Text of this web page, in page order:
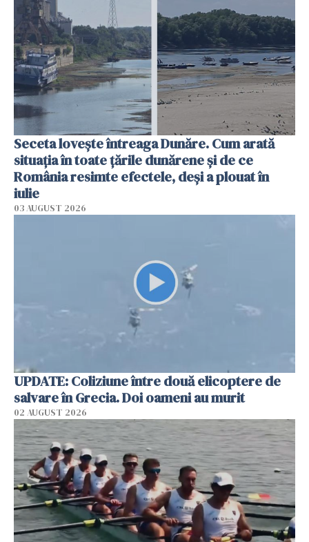
Seceta lovește întreaga Dunăre. Cum arată
situația în toate țările dunărene și de ce
România resimte efectele, deși a plouat în
iulie
03 AUGUST 2026
UPDATE: Coliziune între două elicoptere de
salvare în Grecia. Doi oameni au murit
02 AUGUST 2026